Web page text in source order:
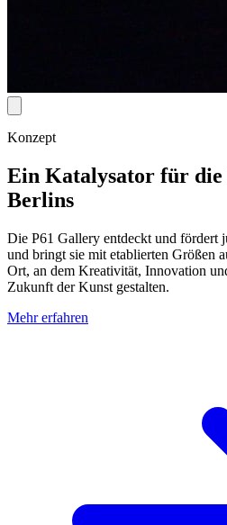
Konzept
Ein Katalysator für die
Berlins
Die P61 Gallery entdeckt und fördert
und bringt sie mit etablierten Größen
Ort, an dem Kreativität, Innovation
Zukunft der Kunst gestalten.
Mehr erfahren